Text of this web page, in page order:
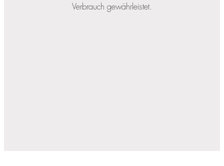
Verbrauch gewährleistet.